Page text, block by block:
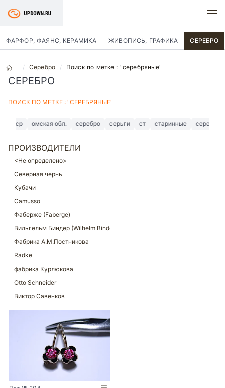
ФАРФОР, ФАЯНС, КЕРАМИКА ЖИВОПИСЬ, ГРАФИКА СЕРЕБРО
Серебро Поиск по метке : "серебряные"
СЕРЕБРО
ПОИСК ПО МЕТКЕ : "СЕРЕБРЯНЫЕ"
ссср омская обл. серебро серьги ст старинные
ПРОИЗВОДИТЕЛИ